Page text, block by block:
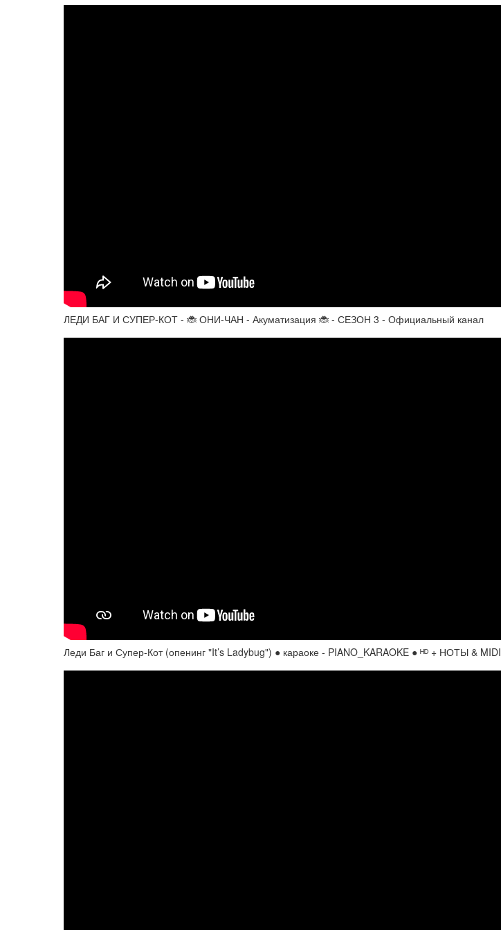
ЛЕДИ БАГ И СУПЕР-КОТ - 🐞 ОНИ-ЧАН - Акуматизация 🐞 - СЕЗОН 3 - Официальный канал
Леди Баг и Супер-Кот (опенинг "It’s Ladybug") ● караоке - PIANO_KARAOKE ● ᴴᴰ + НОТЫ & MIDI